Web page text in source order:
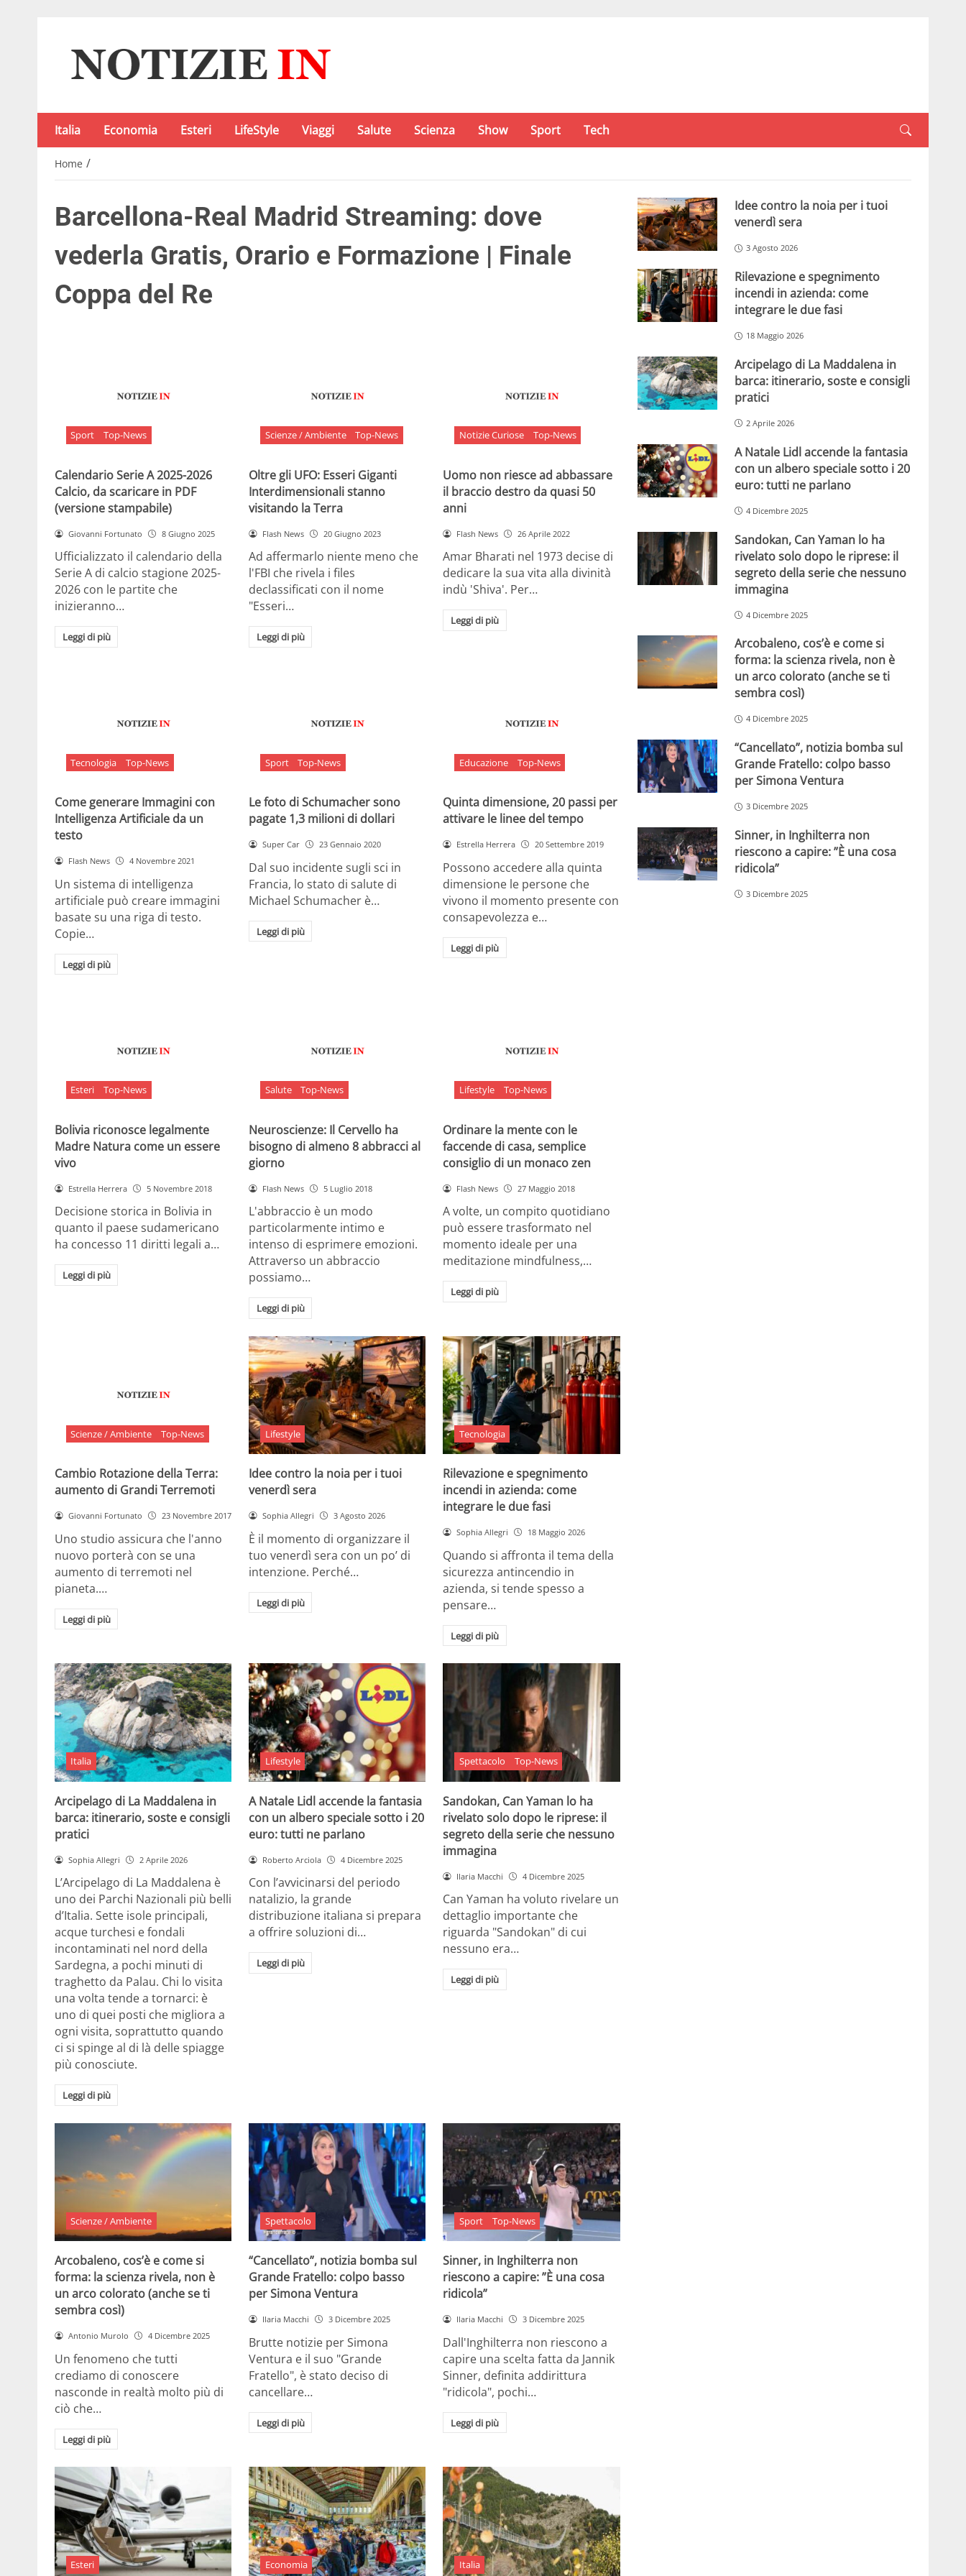
Italia Economia Esteri LifeStyle Viaggi Salute Scienza Show Sport Tech
Home /
Barcellona-Real Madrid Streaming: dove
vederla Gratis, Orario e Formazione | Finale
Coppa del Re
Sport Top-News
Calendario Serie A 2025-2026
Calcio, da scaricare in PDF
(versione stampabile)
Giovanni Fortunato 8 Giugno 2025
Ufficializzato il calendario della
Serie A di calcio stagione 2025-
2026 con le partite che
inizieranno…
Leggi di più
Scienze / Ambiente Top-News
Oltre gli UFO: Esseri Giganti
Interdimensionali stanno
visitando la Terra
Flash News 20 Giugno 2023
Ad affermarlo niente meno che
l'FBI che rivela i files
declassificati con il nome
"Esseri…
Leggi di più
Notizie Curiose Top-News
Uomo non riesce ad abbassare
il braccio destro da quasi 50
anni
Flash News 26 Aprile 2022
Amar Bharati nel 1973 decise di
dedicare la sua vita alla divinità
indù 'Shiva'. Per…
Leggi di più
Tecnologia Top-News
Come generare Immagini con
Intelligenza Artificiale da un
testo
Flash News 4 Novembre 2021
Un sistema di intelligenza
artificiale può creare immagini
basate su una riga di testo.
Copie…
Leggi di più
Sport Top-News
Le foto di Schumacher sono
pagate 1,3 milioni di dollari
Super Car 23 Gennaio 2020
Dal suo incidente sugli sci in
Francia, lo stato di salute di
Michael Schumacher è…
Leggi di più
Educazione Top-News
Quinta dimensione, 20 passi per
attivare le linee del tempo
Estrella Herrera 20 Settembre 2019
Possono accedere alla quinta
dimensione le persone che
vivono il momento presente con
consapevolezza e…
Leggi di più
Esteri Top-News
Bolivia riconosce legalmente
Madre Natura come un essere
vivo
Estrella Herrera 5 Novembre 2018
Decisione storica in Bolivia in
quanto il paese sudamericano
ha concesso 11 diritti legali a…
Leggi di più
Salute Top-News
Neuroscienze: Il Cervello ha
bisogno di almeno 8 abbracci al
giorno
Flash News 5 Luglio 2018
L'abbraccio è un modo
particolarmente intimo e
intenso di esprimere emozioni.
Attraverso un abbraccio
possiamo…
Leggi di più
Lifestyle Top-News
Ordinare la mente con le
faccende di casa, semplice
consiglio di un monaco zen
Flash News 27 Maggio 2018
A volte, un compito quotidiano
può essere trasformato nel
momento ideale per una
meditazione mindfulness,…
Leggi di più
Scienze / Ambiente Top-News
Cambio Rotazione della Terra:
aumento di Grandi Terremoti
Giovanni Fortunato 23 Novembre 2017
Uno studio assicura che l'anno
nuovo porterà con se una
aumento di terremoti nel
pianeta.…
Leggi di più
Lifestyle
Idee contro la noia per i tuoi
venerdì sera
Sophia Allegri 3 Agosto 2026
È il momento di organizzare il
tuo venerdì sera con un po’ di
intenzione. Perché…
Leggi di più
Tecnologia
Rilevazione e spegnimento
incendi in azienda: come
integrare le due fasi
Sophia Allegri 18 Maggio 2026
Quando si affronta il tema della
sicurezza antincendio in
azienda, si tende spesso a
pensare…
Leggi di più
Italia
Arcipelago di La Maddalena in
barca: itinerario, soste e consigli
pratici
Sophia Allegri 2 Aprile 2026
L’Arcipelago di La Maddalena è
uno dei Parchi Nazionali più belli
d’Italia. Sette isole principali,
acque turchesi e fondali
incontaminati nel nord della
Sardegna, a pochi minuti di
traghetto da Palau. Chi lo visita
una volta tende a tornarci: è
uno di quei posti che migliora a
ogni visita, soprattutto quando
ci si spinge al di là delle spiagge
più conosciute.
Leggi di più
Lifestyle
A Natale Lidl accende la fantasia
con un albero speciale sotto i 20
euro: tutti ne parlano
Roberto Arciola 4 Dicembre 2025
Con l’avvicinarsi del periodo
natalizio, la grande
distribuzione italiana si prepara
a offrire soluzioni di…
Leggi di più
Spettacolo Top-News
Sandokan, Can Yaman lo ha
rivelato solo dopo le riprese: il
segreto della serie che nessuno
immagina
Ilaria Macchi 4 Dicembre 2025
Can Yaman ha voluto rivelare un
dettaglio importante che
riguarda "Sandokan" di cui
nessuno era…
Leggi di più
Scienze / Ambiente
Arcobaleno, cos’è e come si
forma: la scienza rivela, non è
un arco colorato (anche se ti
sembra così)
Antonio Murolo 4 Dicembre 2025
Un fenomeno che tutti
crediamo di conoscere
nasconde in realtà molto più di
ciò che…
Leggi di più
Spettacolo
“Cancellato”, notizia bomba sul
Grande Fratello: colpo basso
per Simona Ventura
Ilaria Macchi 3 Dicembre 2025
Brutte notizie per Simona
Ventura e il suo "Grande
Fratello", è stato deciso di
cancellare…
Leggi di più
Sport Top-News
Sinner, in Inghilterra non
riescono a capire: ”È una cosa
ridicola”
Ilaria Macchi 3 Dicembre 2025
Dall'Inghilterra non riescono a
capire una scelta fatta da Jannik
Sinner, definita addirittura
"ridicola", pochi…
Leggi di più
Esteri Economia Italia
Idee contro la noia per i tuoi
venerdì sera
3 Agosto 2026
Rilevazione e spegnimento
incendi in azienda: come
integrare le due fasi
18 Maggio 2026
Arcipelago di La Maddalena in
barca: itinerario, soste e consigli
pratici
2 Aprile 2026
A Natale Lidl accende la fantasia
con un albero speciale sotto i 20
euro: tutti ne parlano
4 Dicembre 2025
Sandokan, Can Yaman lo ha
rivelato solo dopo le riprese: il
segreto della serie che nessuno
immagina
4 Dicembre 2025
Arcobaleno, cos’è e come si
forma: la scienza rivela, non è
un arco colorato (anche se ti
sembra così)
4 Dicembre 2025
“Cancellato”, notizia bomba sul
Grande Fratello: colpo basso
per Simona Ventura
3 Dicembre 2025
Sinner, in Inghilterra non
riescono a capire: ”È una cosa
ridicola”
3 Dicembre 2025